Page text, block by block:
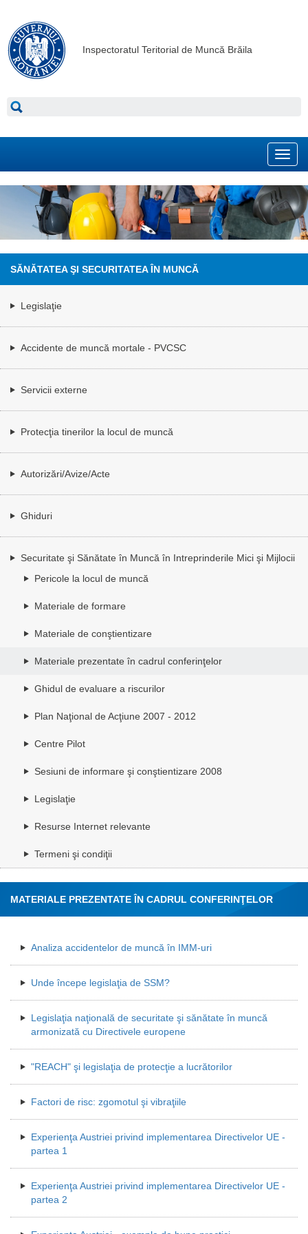
Inspectoratul Teritorial de Muncă Brăila
SĂNĂTATEA ŞI SECURITATEA ÎN MUNCĂ
Legislaţie
Accidente de muncă mortale - PVCSC
Servicii externe
Protecţia tinerilor la locul de muncă
Autorizări/Avize/Acte
Ghiduri
Securitate şi Sănătate în Muncă în Intreprinderile Mici şi Mijlocii
Pericole la locul de muncă
Materiale de formare
Materiale de conştientizare
Materiale prezentate în cadrul conferinţelor
Ghidul de evaluare a riscurilor
Plan Naţional de Acţiune 2007 - 2012
Centre Pilot
Sesiuni de informare şi conştientizare 2008
Legislaţie
Resurse Internet relevante
Termeni şi condiţii
MATERIALE PREZENTATE ÎN CADRUL CONFERINŢELOR
Analiza accidentelor de muncă în IMM-uri
Unde începe legislaţia de SSM?
Legislaţia naţională de securitate şi sănătate în muncă
armonizată cu Directivele europene
"REACH" şi legislaţia de protecţie a lucrătorilor
Factori de risc: zgomotul şi vibraţiile
Experienţa Austriei privind implementarea Directivelor UE -
partea 1
Experienţa Austriei privind implementarea Directivelor UE -
partea 2